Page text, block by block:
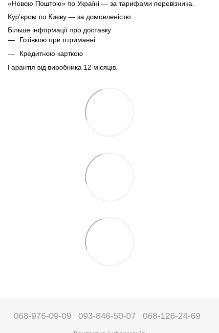
«Новою Поштою» по Україні — за тарифами перевізника.
Кур'єром по Києву — за домовленістю.
Більше інформації про доставку
Готівкою при отриманні
Кредитною карткою
Гарантія від виробника 12 місяців.
068-976-09-09 093-846-50-07 068-126-24-69